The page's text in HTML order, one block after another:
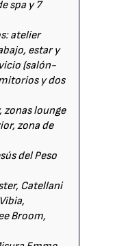
spa y 7
atelier
estar y
(salón-
y dos
lounge
zona de
del Peso
Catellani
Broom,